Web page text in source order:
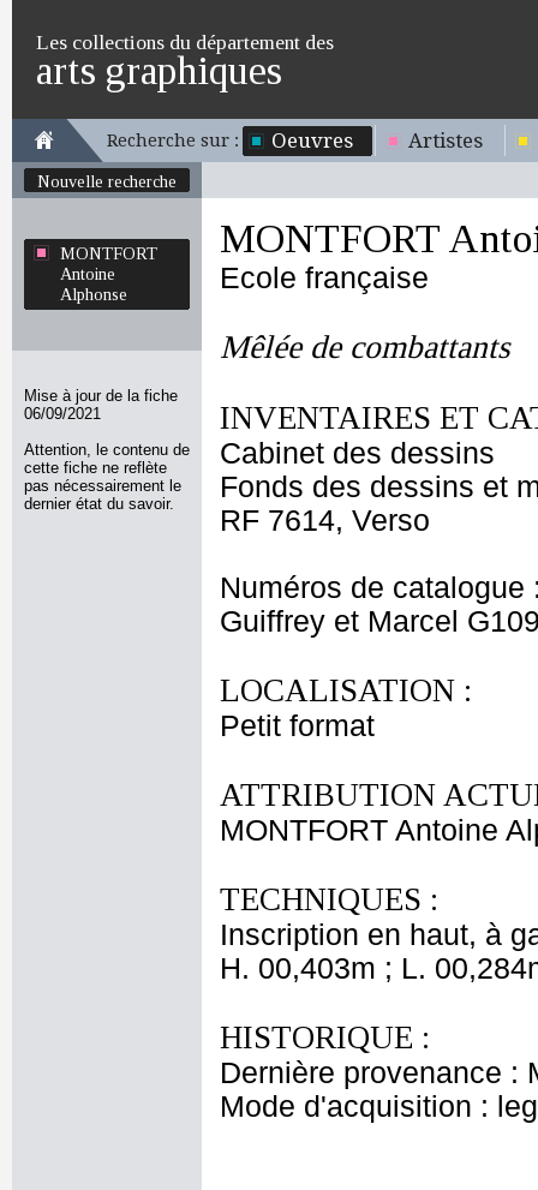
Les collections du département des
arts graphiques
Recherche sur : Oeuvres Artistes
Nouvelle recherche
MONTFORT
Antoine
Alphonse
Mise à jour de la fiche
06/09/2021
Attention, le contenu de
cette fiche ne reflète
pas nécessairement le
dernier état du savoir.
MONTFORT
Ecole française
Mêlée de combattants
INVENTAIRES ET
Cabinet des dessins
Fonds des dessins et
RF 7614, Verso
Numéros de catalogue
Guiffrey et Marcel
LOCALISATION :
Petit format
ATTRIBUTION
MONTFORT Antoine
TECHNIQUES :
Inscription en haut, à
H. 00,403m ; L.
HISTORIQUE :
Dernière provenance :
Mode d'acquisition :